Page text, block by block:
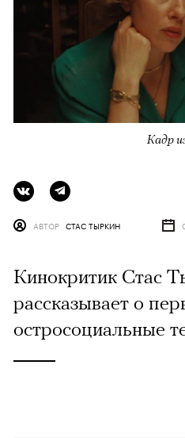
Кадр
АВТОР СТАС ТЫРКИН
Кинокритик Стас
рассказывает о
остросоциальные